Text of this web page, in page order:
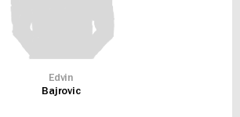
Edvin
Bajrovic